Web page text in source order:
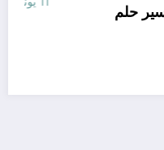
– ما هو تأويل ابن